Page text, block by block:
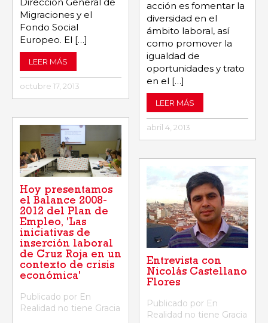
Migraciones y el
Fondo Social
Europeo. El […]
LEER MÁS
octubre 17, 2013
Hoy presentamos
el Balance 2008-
2012 del Plan de
Empleo, 'Las
iniciativas de
inserción laboral
de Cruz Roja en un
contexto de crisis
económica'
Publicado por En
Realidad no tiene Gracia
acción es fomentar la
diversidad en el
ámbito laboral, así
como promover la
igualdad de
oportunidades y trato
en el […]
LEER MÁS
abril 4, 2013
Entrevista con
Nicolás Castellano
Flores
Publicado por En
Realidad no tiene Gracia